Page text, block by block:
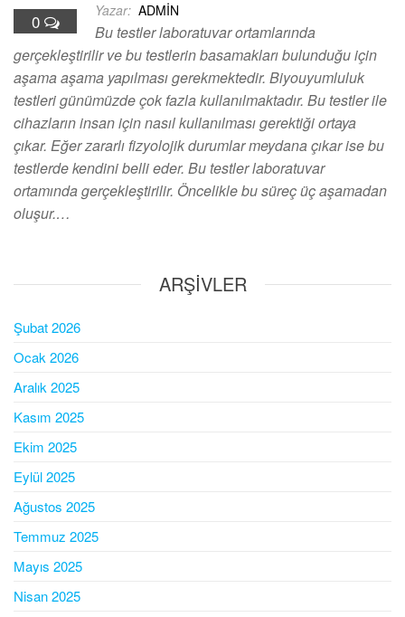
0 Yazar: ADMIN
Bu testler laboratuvar ortamlarında
gerçekleştirilir ve bu testlerin basamakları bulunduğu için
aşama aşama yapılması gerekmektedir. Biyouyumluluk
testleri günümüzde çok fazla kullanılmaktadır. Bu testler ile
cihazların insan için nasıl kullanılması gerektiği ortaya
çıkar. Eğer zararlı fizyolojik durumlar meydana çıkar ise bu
testlerde kendini belli eder. Bu testler laboratuvar
ortamında gerçekleştirilir. Öncelikle bu süreç üç aşamadan
oluşur.…
ARŞIVLER
Şubat 2026
Ocak 2026
Aralık 2025
Kasım 2025
Ekim 2025
Eylül 2025
Ağustos 2025
Temmuz 2025
Mayıs 2025
Nisan 2025